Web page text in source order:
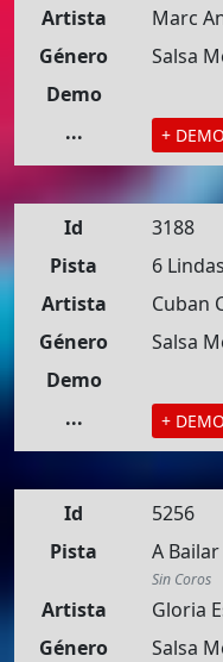
Artista
Marc
Género
Salsa
Demo
...
+ DEMO
Id
3188
Pista
6
Artista
Cuban
Género
Salsa
Demo
...
+ DEMO
Id
5256
Pista
A Bailar
Sin Coros
Artista
Gloria
Género
Salsa